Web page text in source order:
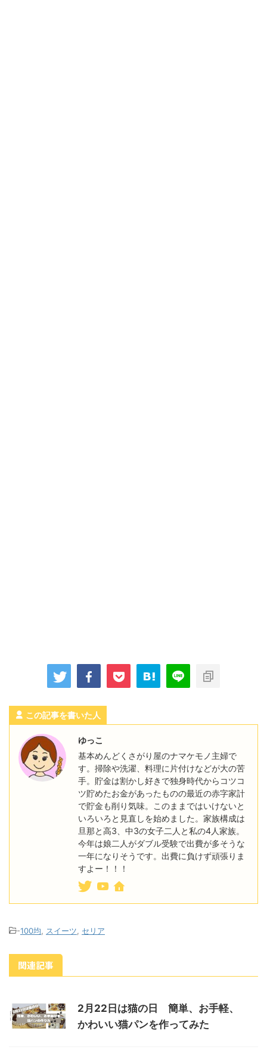
この記事を書いた人
ゆっこ
基本めんどくさがり屋のナマケモノ主婦で
す。掃除や洗濯、料理に片付けなどが大の苦
手。貯金は割かし好きで独身時代からコツコ
ツ貯めたお金があったものの最近の赤字家計
で貯金も削り気味。このままではいけないと
いろいろと見直しを始めました。家族構成は
旦那と高3、中3の女子二人と私の4人家族。
今年は娘二人がダブル受験で出費が多そうな
一年になりそうです。出費に負けず頑張りま
すよー！！！
-100均 スイーツ セリア
関連記事
2月22日は猫の日 簡単、お手軽、
かわいい猫パンを作ってみた